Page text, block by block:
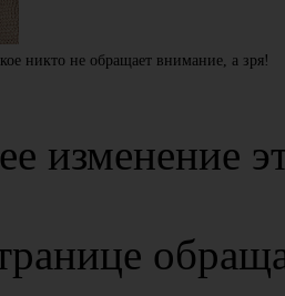
никто не обращает внимание, а зря!
изменение